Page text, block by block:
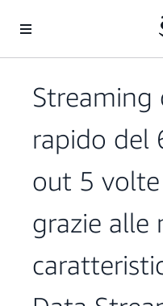
Streaming
rapido del
out 5
grazie alle